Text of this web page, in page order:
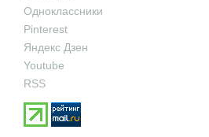
Одноклассники
Pinterest
Яндекс Дзен
Youtube
RSS